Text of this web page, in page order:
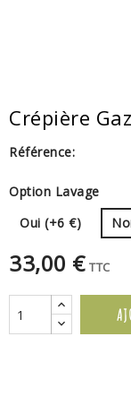
Crépière
Référence:
Option Lavage
Oui (+6 €)
33,00 € TTC